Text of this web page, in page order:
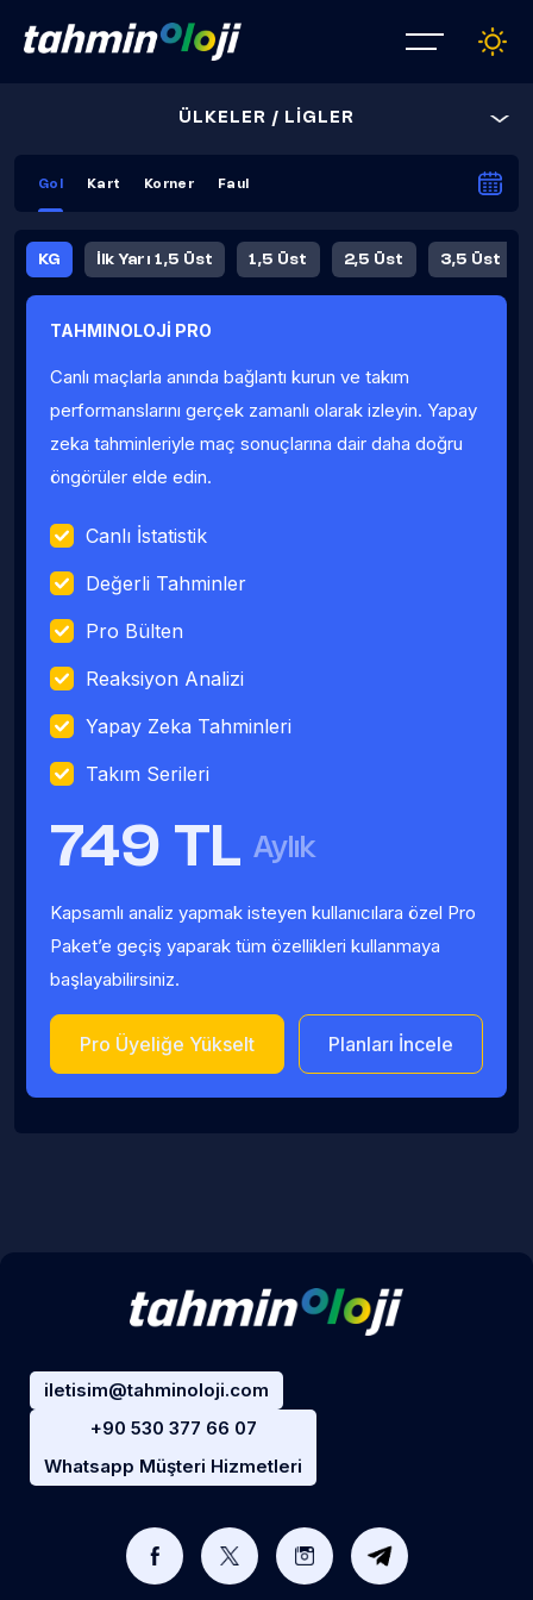
ÜLKELER / LİGLER
Gol Kart Korner Faul
KG İlk Yarı 1,5 Üst 1,5 Üst 2,5 Üst 3,5 Üst
Fauller Ortalama
TAHMINOLOJİ PRO
Canlı maçlarla anında bağlantı kurun ve takım
performanslarını gerçek zamanlı olarak izleyin. Yapay
zeka tahminleriyle maç sonuçlarına dair daha doğru
öngörüler elde edin.
Canlı İstatistik
Değerli Tahminler
Pro Bülten
Reaksiyon Analizi
Yapay Zeka Tahminleri
Takım Serileri
749 TL Aylık
Kapsamlı analiz yapmak isteyen kullanıcılara özel Pro
Paket’e geçiş yaparak tüm özellikleri kullanmaya
başlayabilirsiniz.
Pro Üyeliğe Yükselt Planları İncele
iletisim@tahminoloji.com
+90 530 377 66 07
Whatsapp Müşteri Hizmetleri